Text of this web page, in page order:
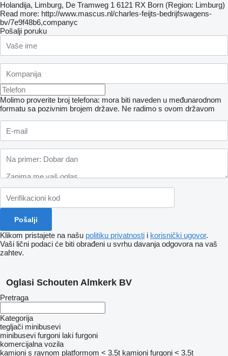
Holandija, Limburg, De Tramweg 1 6121 RX Born (Region: Limburg)
Read more: http://www.mascus.nl/charles-feijts-bedrijfswagens-
bv/7e9f48b6,companyc
Pošalji poruku
Molimo proverite broj telefona: mora biti naveden u međunarodnom
formatu sa pozivnim brojem države. Ne radimo s ovom državom
Klikom pristajete na našu politiku privatnosti i korisnički ugovor.
Vaši lični podaci će biti obrađeni u svrhu davanja odgovora na vaš
zahtev.
Oglasi Schouten Almkerk BV
Pretraga
Kategorija
tegljači minibusevi
minibusevi furgoni laki furgoni
komercijalna vozila
kamioni s ravnom platformom < 3.5t kamioni furgoni < 3.5t